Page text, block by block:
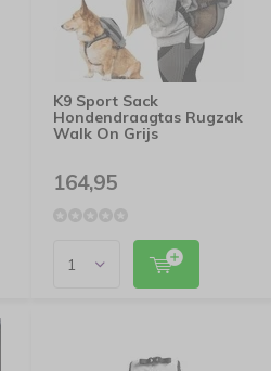
K9 Sport Sack
Hondendraagtas Rugzak
Walk On Grijs
164,95